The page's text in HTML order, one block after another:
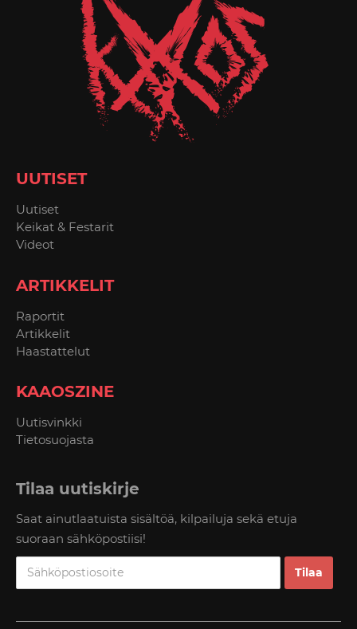
UUTISET
Uutiset
Keikat & Festarit
Videot
ARTIKKELIT
Raportit
Artikkelit
Haastattelut
KAAOSZINE
Uutisvinkki
Tietosuojasta
Tilaa uutiskirje
Saat ainutlaatuista sisältöä, kilpailuja sekä etuja
suoraan sähköpostiisi!